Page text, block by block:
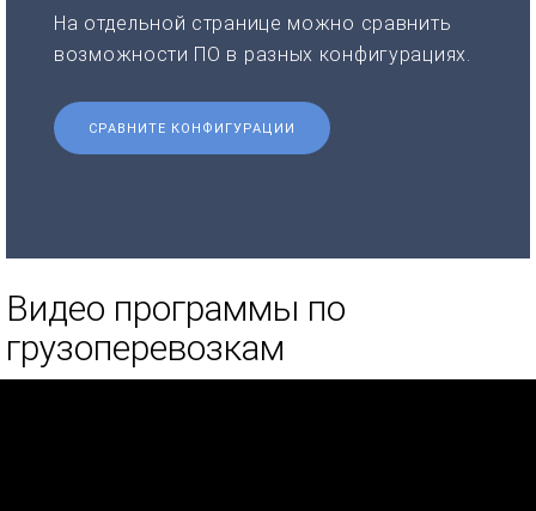
На отдельной странице можно сравнить
возможности ПО в разных конфигурациях.
СРАВНИТЕ КОНФИГУРАЦИИ
Видео программы по
грузоперевозкам